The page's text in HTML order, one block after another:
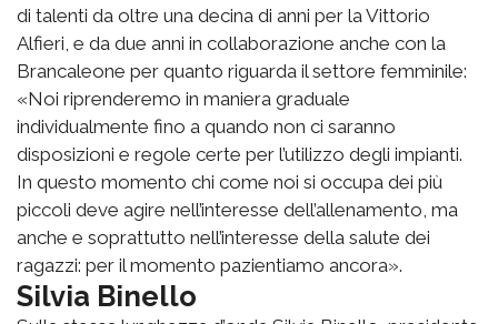
di talenti da oltre una decina di anni per la Vittorio
Alfieri, e da due anni in collaborazione anche con la
Brancaleone per quanto riguarda il settore femminile:
«Noi riprenderemo in maniera graduale
individualmente fino a quando non ci saranno
disposizioni e regole certe per l’utilizzo degli impianti.
In questo momento chi come noi si occupa dei più
piccoli deve agire nell’interesse dell’allenamento, ma
anche e soprattutto nell’interesse della salute dei
ragazzi: per il momento pazientiamo ancora».
Silvia Binello